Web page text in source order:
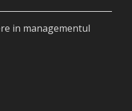
de certificate au
in managementul